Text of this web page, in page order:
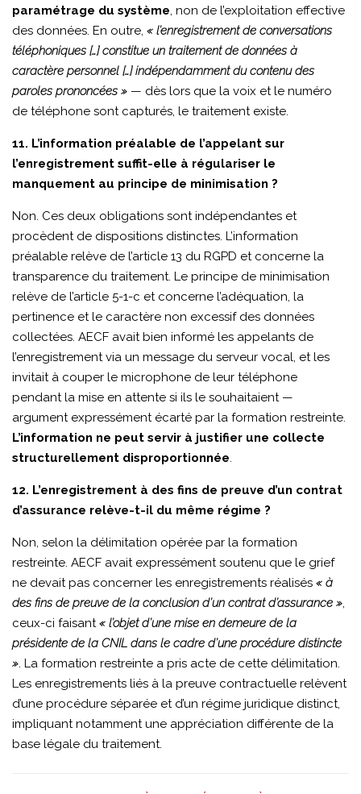
paramétrage du système, non de l’exploitation effective
des données. En outre, « l’enregistrement de conversations
téléphoniques […] constitue un traitement de données à
caractère personnel […] indépendamment du contenu des
paroles prononcées » — dès lors que la voix et le numéro
de téléphone sont capturés, le traitement existe.
11. L’information préalable de l’appelant sur
l’enregistrement suffit-elle à régulariser le
manquement au principe de minimisation ?
Non. Ces deux obligations sont indépendantes et
procèdent de dispositions distinctes. L’information
préalable relève de l’article 13 du RGPD et concerne la
transparence du traitement. Le principe de minimisation
relève de l’article 5-1-c et concerne l’adéquation, la
pertinence et le caractère non excessif des données
collectées. AECF avait bien informé les appelants de
l’enregistrement via un message du serveur vocal, et les
invitait à couper le microphone de leur téléphone
pendant la mise en attente si ils le souhaitaient —
argument expressément écarté par la formation restreinte.
L’information ne peut servir à justifier une collecte
structurellement disproportionnée.
12. L’enregistrement à des fins de preuve d’un contrat
d’assurance relève-t-il du même régime ?
Non, selon la délimitation opérée par la formation
restreinte. AECF avait expressément soutenu que le grief
ne devait pas concerner les enregistrements réalisés « à
des fins de preuve de la conclusion d’un contrat d’assurance »,
ceux-ci faisant« l’objet d’une mise en demeure de la
présidente de la CNIL dans le cadre d’une procédure distincte
». La formation restreinte a pris acte de cette délimitation.
Les enregistrements liés à la preuve contractuelle relèvent
d’une procédure séparée et d’un régime juridique distinct,
impliquant notamment une appréciation différente de la
base légale du traitement.